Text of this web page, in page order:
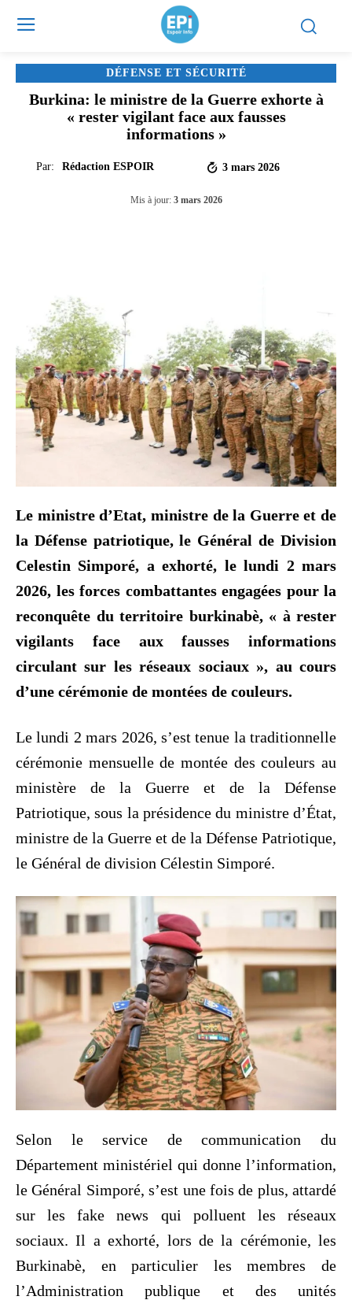
DÉFENSE ET SÉCURITÉ
Burkina: le ministre de la Guerre exhorte à
« rester vigilant face aux fausses
informations »
Par: Rédaction ESPOIR 3 mars 2026
Mis à jour: 3 mars 2026
Le ministre d’Etat, ministre de la Guerre et de
la Défense patriotique, le Général de Division
Celestin Simporé, a exhorté, le lundi 2 mars
2026, les forces combattantes engagées pour la
reconquête du territoire burkinabè, « à rester
vigilants face aux fausses informations
circulant sur les réseaux sociaux », au cours
d’une cérémonie de montées de couleurs.
Le lundi 2 mars 2026, s’est tenue la traditionnelle
cérémonie mensuelle de montée des couleurs au
ministère de la Guerre et de la Défense
Patriotique, sous la présidence du ministre d’État,
ministre de la Guerre et de la Défense Patriotique,
le Général de division Célestin Simporé.
Selon le service de communication du
Département ministériel qui donne l’information,
le Général Simporé, s’est une fois de plus, attardé
sur les fake news qui polluent les réseaux
sociaux. Il a exhorté, lors de la cérémonie, les
Burkinabè, en particulier les membres de
l’Administration publique et des unités